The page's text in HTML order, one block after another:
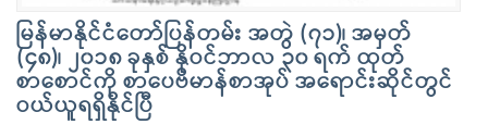
မြန်မာနိုင်ငံတော်ပြန်တမ်း အတွဲ (၇၁)၊ အမှတ်
(၄၈)၊ ၂၀၁၈ ခုနှစ် နိုဝင်ဘာလ ၃၀ ရက် ထုတ်
စာစောင်ကို စာပေဗိမာန်စာအုပ် အရောင်းဆိုင်တွင်
ဝယ်ယူရရှိနိုင်ပြီ